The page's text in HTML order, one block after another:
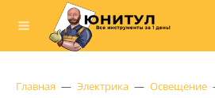
Главная Электрика Освещение